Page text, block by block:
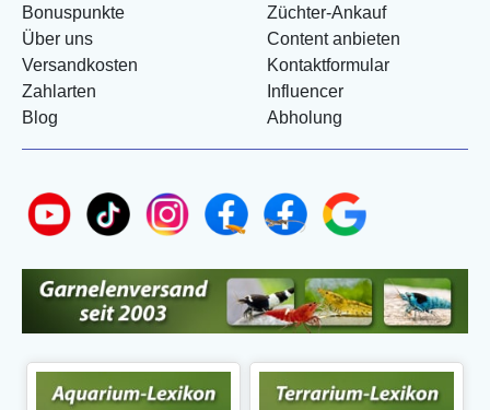
Bonuspunkte
Über uns
Versandkosten
Zahlarten
Blog
Züchter-Ankauf
Content anbieten
Kontaktformular
Influencer
Abholung